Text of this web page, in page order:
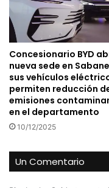
Concesionario BYD
nueva sede en
sus vehículos
permiten reducción
emisiones
en el departamento
10/12/2025
Un Comentario